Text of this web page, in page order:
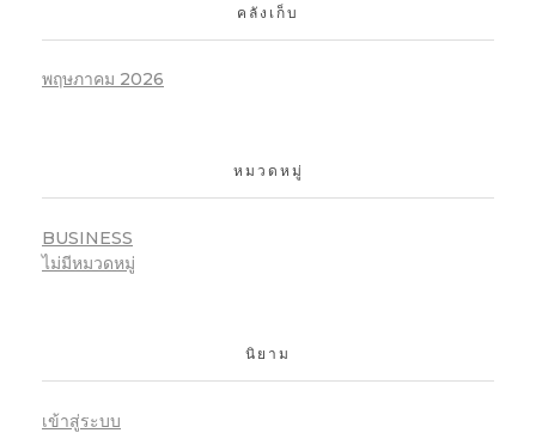
คลังเก็บ
พฤษภาคม 2026
หมวดหมู่
BUSINESS
ไม่มีหมวดหมู่
นิยาม
เข้าสู่ระบบ